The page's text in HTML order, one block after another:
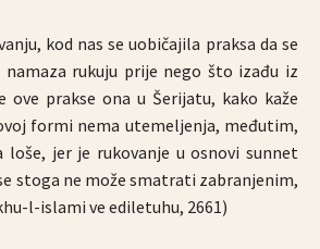
kod nas se uobičajila praksa da se
rukuju prije nego što izađu iz
ove prakse ona u Šerijatu, kako kaže
formi nema utemeljenja, međutim,
jer je rukovanje u osnovi sunnet
stoga ne može smatrati zabranjenim,
l-islami ve ediletuhu, 2661)